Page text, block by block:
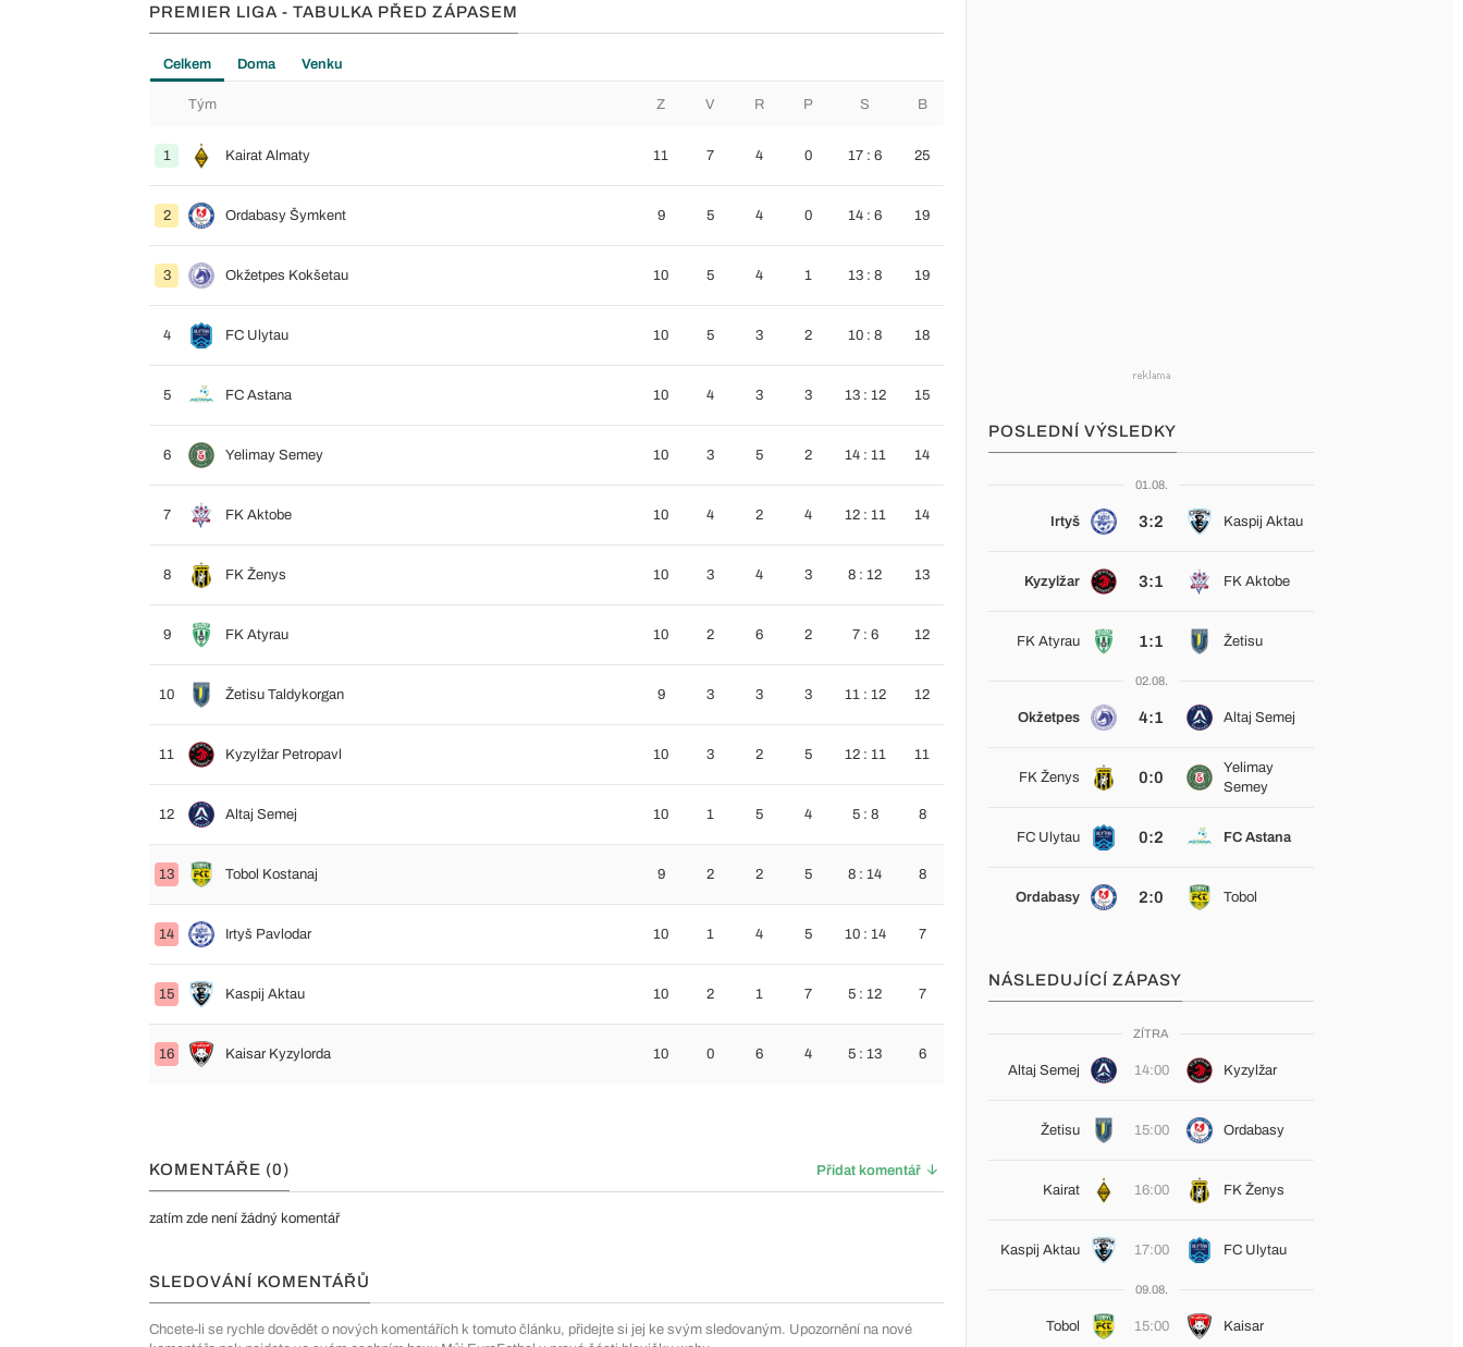
PREMIER LIGA - TABULKA PŘED ZÁPASEM
Celkem Doma Venku
Tým Z V R P S B
1 Kairat Almaty 11 7 4 0 17 : 6 25
2 Ordabasy Šymkent 9 5 4 0 14 : 6 19
3 Okžetpes Kokšetau 10 5 4 1 13 : 8 19
4 FC Ulytau 10 5 3 2 10 : 8 18
5 FC Astana 10 4 3 3 13 : 12 15
6 Yelimay Semey 10 3 5 2 14 : 11 14
7 FK Aktobe 10 4 2 4 12 : 11 14
8 FK Ženys 10 3 4 3 8 : 12 13
9 FK Atyrau 10 2 6 2 7 : 6 12
10 Žetisu Taldykorgan 9 3 3 3 11 : 12 12
11 Kyzylžar Petropavl 10 3 2 5 12 : 11 11
12 Altaj Semej 10 1 5 4 5 : 8 8
13 Tobol Kostanaj 9 2 2 5 8 : 14 8
14 Irtyš Pavlodar 10 1 4 5 10 : 14 7
15 Kaspij Aktau 10 2 1 7 5 : 12 7
16 Kaisar Kyzylorda 10 0 6 4 5 : 13 6
KOMENTÁŘE (0) Přidat komentář
zatím zde není žádný komentář
SLEDOVÁNÍ KOMENTÁŘŮ
Chcete-li se rychle dovědět o nových komentářích k tomuto článku, přidejte si jej ke svým sledovaným. Upozornění na nové
POSLEDNÍ VÝSLEDKY
01.08.
Irtyš 3:2 Kaspij Aktau
Kyzylžar 3:1 FK Aktobe
FK Atyrau 1:1 Žetisu
02.08.
Okžetpes 4:1 Altaj Semej
FK Ženys 0:0
Yelimay
Semey
FC Ulytau 0:2 FC Astana
Ordabasy 2:0 Tobol
NÁSLEDUJÍCÍ ZÁPASY
ZÍTRA
Altaj Semej 14:00 Kyzylžar
Žetisu 15:00 Ordabasy
Kairat 16:00 FK Ženys
Kaspij Aktau 17:00 FC Ulytau
09.08.
Tobol 15:00 Kaisar